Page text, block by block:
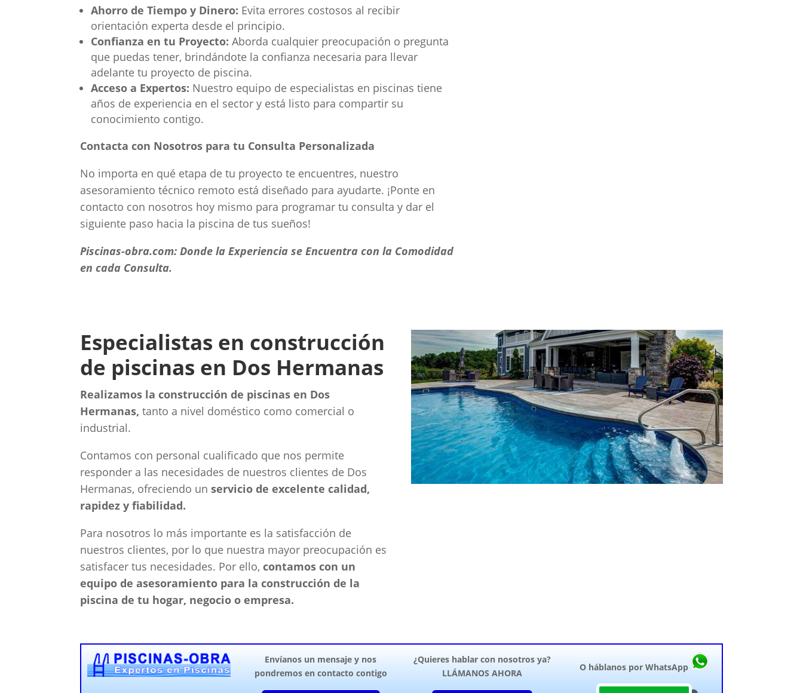
Ahorro de Tiempo y Dinero: Evita errores costosos al recibir
orientación experta desde el principio.
Confianza en tu Proyecto: Aborda cualquier preocupación o pregunta
que puedas tener, brindándote la confianza necesaria para llevar
adelante tu proyecto de piscina.
Acceso a Expertos: Nuestro equipo de especialistas en piscinas tiene
años de experiencia en el sector y está listo para compartir su
conocimiento contigo.
Contacta con Nosotros para tu Consulta Personalizada
No importa en qué etapa de tu proyecto te encuentres, nuestro
asesoramiento técnico remoto está diseñado para ayudarte. ¡Ponte en
contacto con nosotros hoy mismo para programar tu consulta y dar el
siguiente paso hacia la piscina de tus sueños!
Piscinas-obra.com: Donde la Experiencia se Encuentra con la Comodidad
en cada Consulta.
Especialistas en construcción
de piscinas en Dos Hermanas
Realizamos la construcción de piscinas en Dos
Hermanas, tanto a nivel doméstico como comercial o
industrial.
Contamos con personal cualificado que nos permite
responder a las necesidades de nuestros clientes de Dos
Hermanas, ofreciendo unservicio de excelente calidad,
rapidez y fiabilidad.
Para nosotros lo más importante es la satisfacción de
nuestros clientes, por lo que nuestra mayor preocupación es
satisfacer tus necesidades. Por ello,contamos con un
equipo de asesoramiento para la construcción de la
piscina de tu hogar, negocio o empresa.
Envíanos un mensaje y nos
pondremos en contacto contigo
¿Quieres hablar con nosotros ya?
LLÁMANOS AHORA
O háblanos por WhatsApp